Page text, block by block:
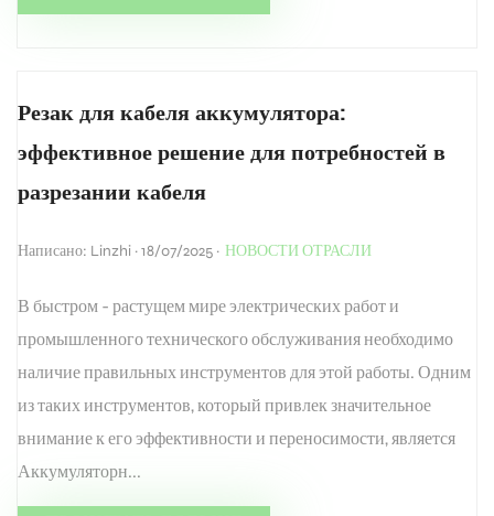
Резак для кабеля аккумулятора:
эффективное решение для потребностей в
разрезании кабеля
Написано: Linzhi · 18/07/2025 · НОВОСТИ ОТРАСЛИ
В быстром - растущем мире электрических работ и
промышленного технического обслуживания необходимо
наличие правильных инструментов для этой работы. Одним
из таких инструментов, который привлек значительное
внимание к его эффективности и переносимости, является
Аккумуляторн...